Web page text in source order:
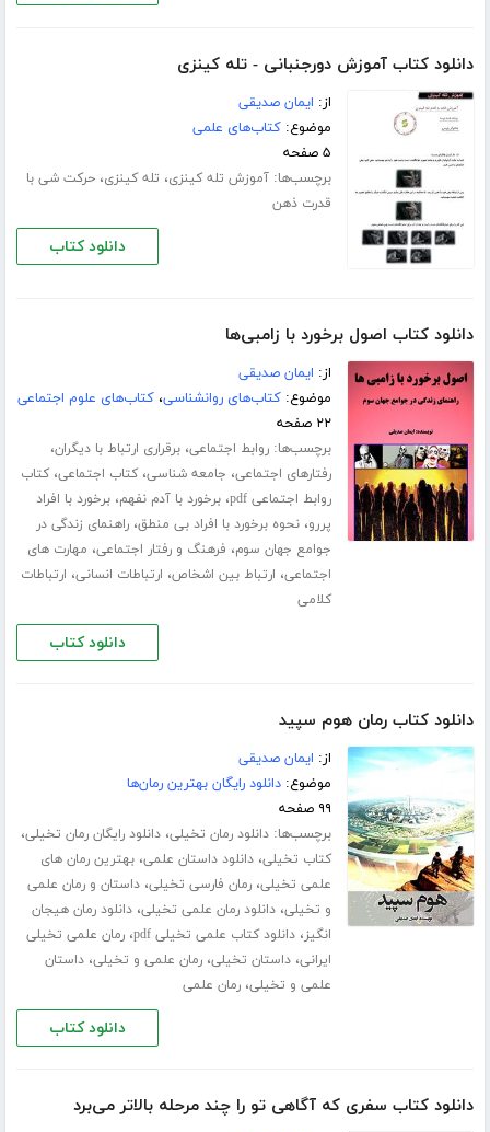
دانلود کتاب آموزش دورجنبانی - تله کینزی
از: ایمان صدیقی
موضوع:کتاب‌های علمی
۵ صفحه
برچسب‌ها:آموزش تله کینزی، تله کینزی،حرکت شی با
قدرت ذهن
دانلود کتاب
دانلود کتاب اصول برخورد با زامبی‌ها
از: ایمان صدیقی
موضوع:کتاب‌های روانشناسی،کتاب‌های علوم اجتماعی
۲۲ صفحه
برچسب‌ها:روابط اجتماعی،برقراری ارتباط با دیگران،
رفتارهای اجتماعی، جامعه شناسی،کتاب اجتماعی،کتاب
روابط اجتماعی pdf
،برخورد با آدم نفهم،برخورد با افراد
پررو،نحوه برخورد با افراد بی منطق،راهنمای زندگی در
جوامع جهان سوم، فرهنگ و رفتار اجتماعی، مهارت های
اجتماعی، ارتباط بین اشخاص، ارتباطات انسانی، ارتباطات
کلامی
دانلود کتاب
دانلود کتاب رمان هوم سپید
از: ایمان صدیقی
موضوع:دانلود رایگان بهترین رمان‌ها
۹۹ صفحه
برچسب‌ها:دانلود رمان تخیلی،دانلود رایگان رمان تخیلی،
کتاب تخیلی،دانلود داستان علمی،بهترین رمان های
علمی تخیلی،رمان فارسی تخیلی،داستان و رمان علمی
و تخیلی،دانلود رمان علمی تخیلی،دانلود رمان هیجان
انگیز،دانلود کتاب علمی تخیلی pdf ،رمان علمی تخیلی
ایرانی،داستان تخیلی،رمان علمی و تخیلی،داستان
علمی و تخیلی،رمان علمی
دانلود کتاب
دانلود کتاب سفری که آگاهی تو را چند مرحله بالاتر می‌برد